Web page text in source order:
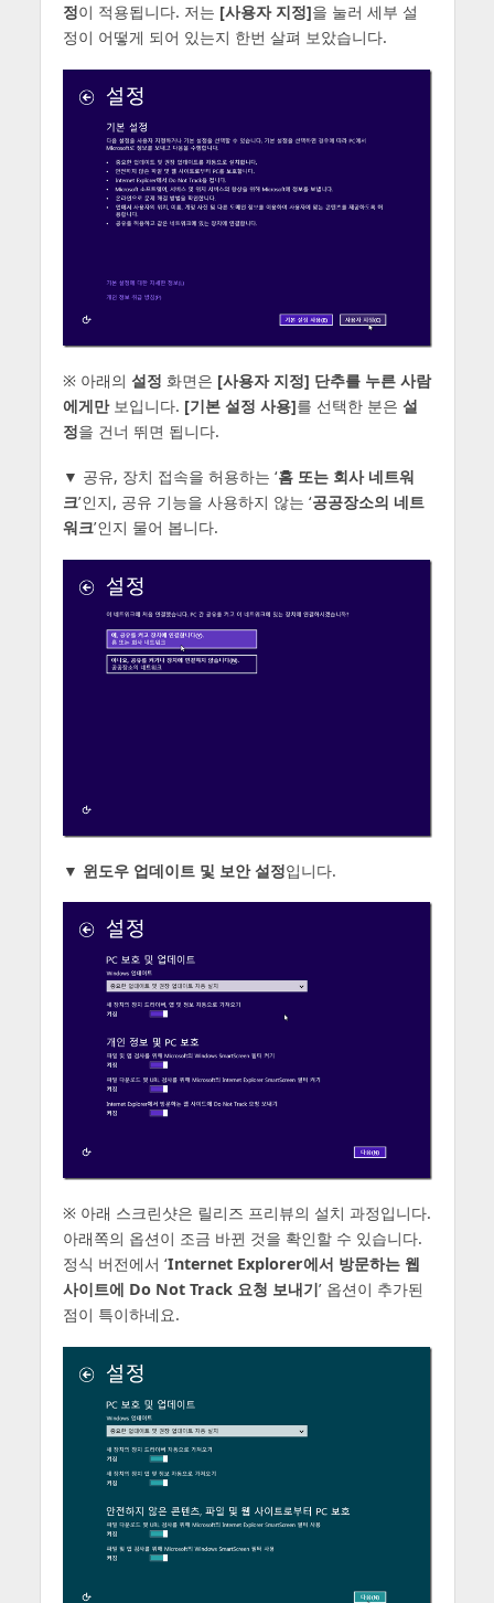
정이 적용됩니다. 저는 [사용자 지정]을 눌러 세부 설
정이 어떻게 되어 있는지 한번 살펴 보았습니다.
※ 아래의 설정 화면은 [사용자 지정] 단추를 누른 사람
에게만보입니다. [기본 설정 사용]를 선택한 분은 설
정을 건너 뛰면 됩니다.
▼ 공유, 장치 접속을 허용하는 ‘홈 또는 회사 네트워
크’인지, 공유 기능을 사용하지 않는 ‘공공장소의 네트
워크’인지 물어 봅니다.
▼ 윈도우 업데이트 및 보안 설정입니다.
※ 아래 스크린샷은 릴리즈 프리뷰의 설치 과정입니다.
아래쪽의 옵션이 조금 바뀐 것을 확인할 수 있습니다.
정식 버전에서 ‘Internet Explorer에서 방문하는 웹
사이트에 Do Not Track 요청 보내기’ 옵션이 추가된
점이 특이하네요.